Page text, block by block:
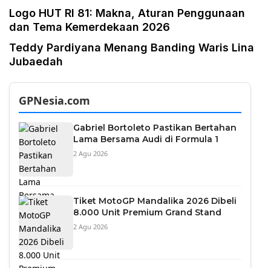
Logo HUT RI 81: Makna, Aturan Penggunaan
dan Tema Kemerdekaan 2026
Teddy Pardiyana Menang Banding Waris Lina
Jubaedah
GPNesia.com
Gabriel Bortoleto Pastikan Bertahan
Lama Bersama Audi di Formula 1
2 Agu 2026
Tiket MotoGP Mandalika 2026 Dibeli
8.000 Unit Premium Grand Stand
2 Agu 2026